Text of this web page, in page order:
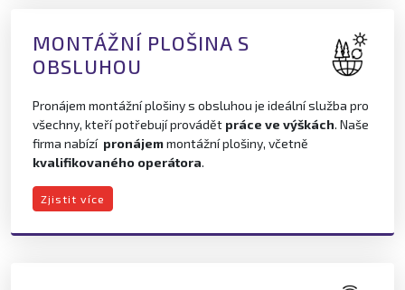
MONTÁŽNÍ PLOŠINA S
OBSLUHOU
Pronájem montážní plošiny s obsluhou je ideální služba pro
všechny, kteří potřebují provádět práce ve výškách. Naše
firma nabízí pronájemmontážní plošiny, včetně
kvalifikovaného operátora.
Zjistit více